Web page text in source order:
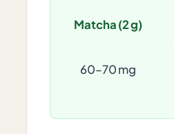
Matcha (2 g)
60–70 mg